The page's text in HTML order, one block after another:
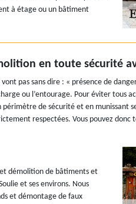
à étage ou un bâtiment
en toute sécurité
pas sans dire : « présence de
ou l’entourage. Pour éviter tous
périmètre de sécurité et en munissant
respectées. Vous pouvez
démolition de bâtiments et
et ses environs. Nous
et démontage de faux